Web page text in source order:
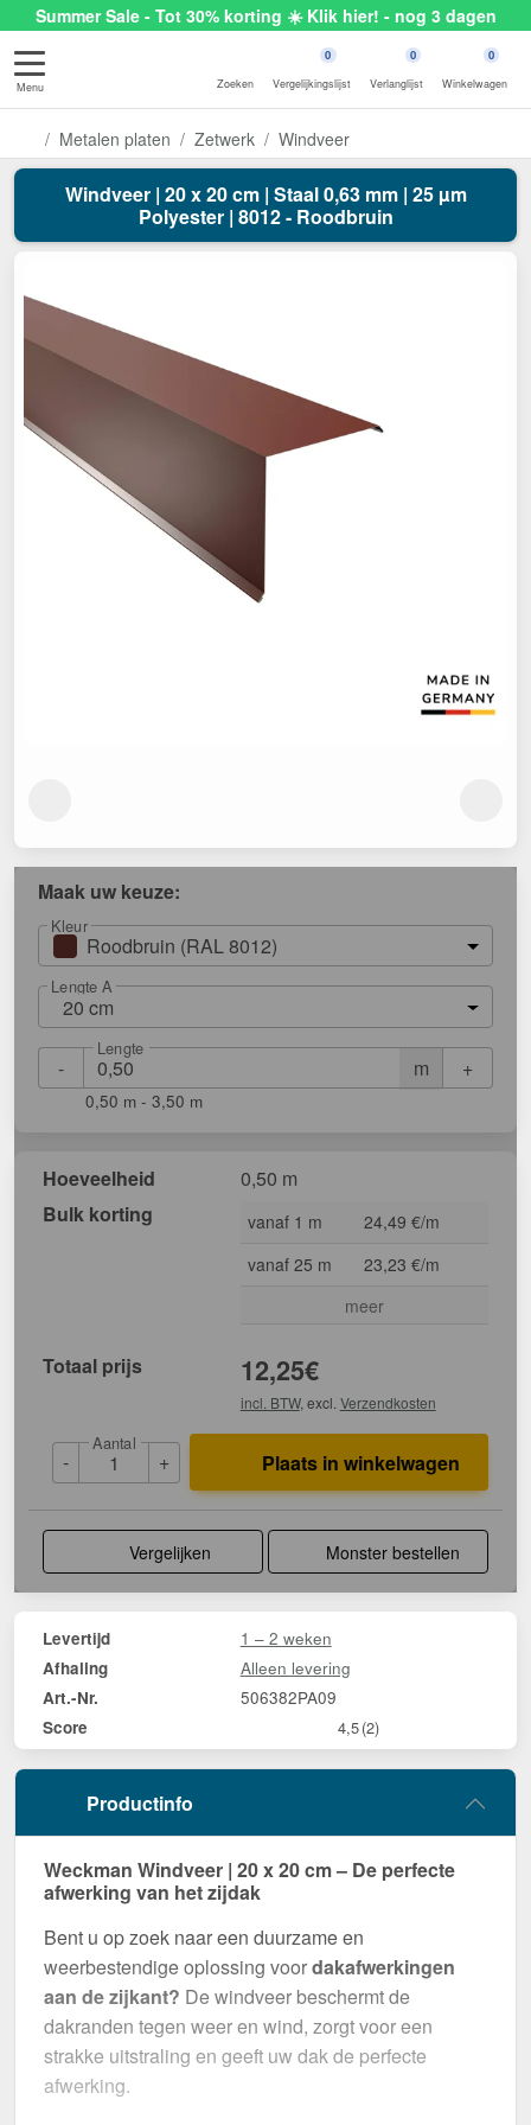
Summer Sale - Tot 30% korting ☀️ Klik hier! - nog 3 dagen
Menu Zoeken
0
Vergelijkingslijst
0
Verlanglijst
0
Winkelwagen
Metalen platen Zetwerk Windveer
Windveer | 20 x 20 cm | Staal 0,63 mm | 25 µm
Polyester | 8012 - Roodbruin
Maak uw keuze:
Kleur
Roodbruin (RAL 8012)
Lengte A
20 cm
- m
Lengte
+
0,50 m - 3,50 m
Hoeveelheid
0,50 m
Bulk korting
vanaf 1 m
24,49 €/m
vanaf 25 m
23,23 €/m
meer
Totaal prijs 12,25€
incl. BTW, excl. Verzendkosten
-
Aantal
+ Plaats in winkelwagen
Vergelijken Monster bestellen
Levertijd 1 – 2 weken
Afhaling Alleen levering
Art.-Nr. 506382PA09
Score 4,5(2)
Productinfo
Weckman Windveer | 20 x 20 cm – De perfecte
afwerking van het zijdak
Bent u op zoek naar een duurzame en
weerbestendige oplossing voordakafwerkingen
aan de zijkant? De windveer beschermt de
dakranden tegen weer en wind, zorgt voor een
strakke uitstraling en geeft uw dak de perfecte
afwerking.